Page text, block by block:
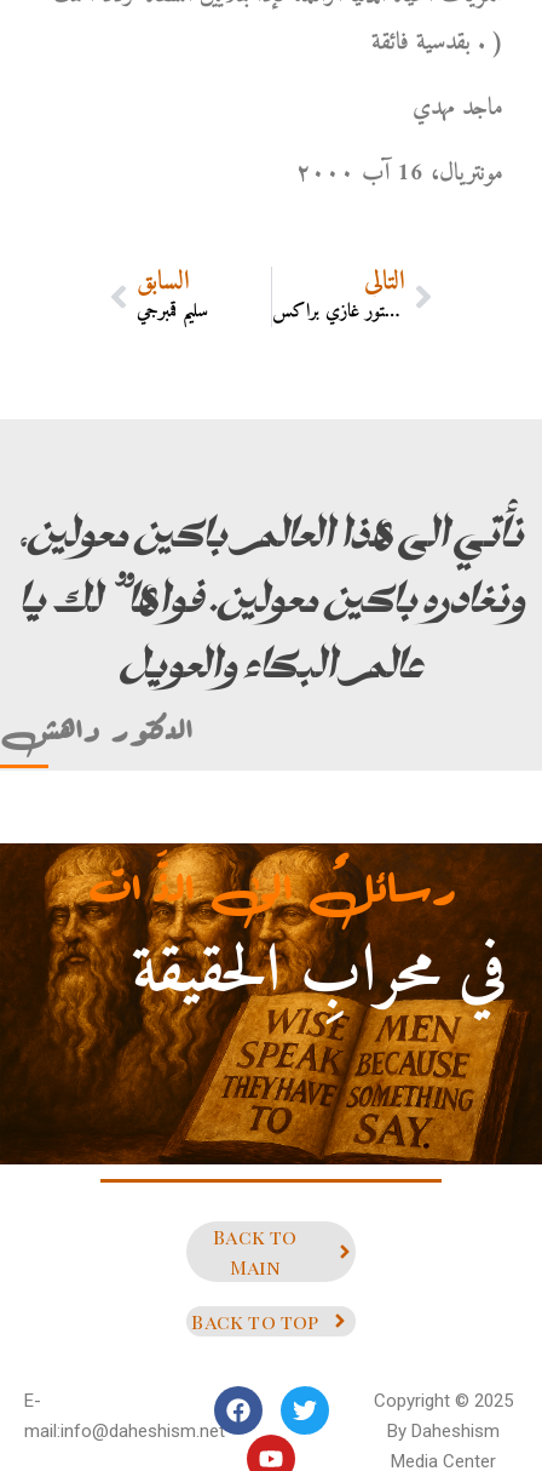
بقدسية فائقة . )
ماجد مهدي
مونتریال، 16 آب ۲۰۰۰
السابق
سليم قمبرجي
التالي
الدكتور غازي براكس
نأتي الى هذا العالم باكين معولين،
ونغادره باكين معولين. فواها” لك يا
عالم البكاء والعويل
الدكتور داهش
في محرابِ الحقيقة
علي بن أبي طالب)
رسائلٌ الى الذَّ ات
Back to
Main
Back to top
E-
mail:info@daheshism.net
Copyright © 2025
By Daheshism
Media Center